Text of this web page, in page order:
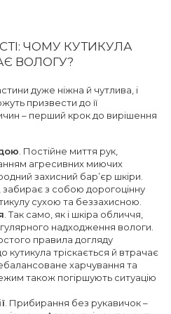
ЧОМУ КУТИКУЛА
ВОЛОГУ?
дуже ніжна й чутлива, і
призвести до її
– перший крок до вирішення
. Постійне миття рук,
агресивних миючих
захисний бар’єр шкіри.
з собою дорогоцінну
сухою та беззахисною.
. Так само, як і шкіра обличчя,
надходження вологи.
правила догляду
кутикула тріскається й втрачає
харчування та
також погіршують ситуацію
. Прибирання без рукавичок –